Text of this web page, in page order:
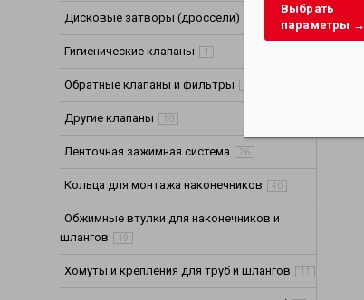
Дисковые затворы (дроссели)
Гигиенические клапаны
Обратные клапаны и фильтры
Другие клапаны 10
Ленточная зажимная система 26
Кольца для монтажа наконечников 40
Обжимные втулки для наконечников и
шлангов
19
Хомуты и крепления для труб и шлангов
Выбрать
параметры →